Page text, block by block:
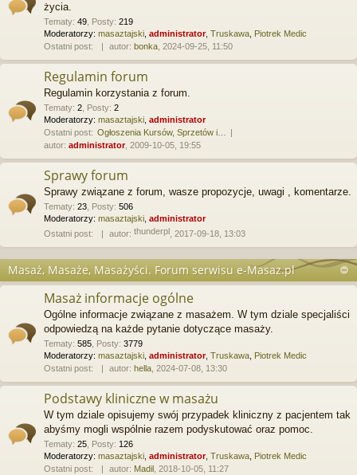
życia.
Tematy: 49 Posty: 219
Moderatorzy: masaztajski administrator, Truskawa Piotrek Medic
Ostatni post:
autor: bonka , 2024-09-25, 11:50
Regulamin forum
Regulamin korzystania z forum.
Tematy: 2 Posty: 2
Moderatorzy: masaztajski administrator
Ostatni post: Ogłoszenia Kursów, Sprzetów i…
autor: administrator, 2009-10-05, 19:55
Sprawy forum
Sprawy związane z forum, wasze propozycje, uwagi , komentarze.
Tematy: 23 Posty: 506
Moderatorzy: masaztajski administrator
Ostatni post:
autor: thunderpl , 2017-09-18, 13:03
Masaż, Masaże, Masażyści. Forum serwisu e-Masaz.pl
Masaż informacje ogólne
Ogólne informacje związane z masażem. W tym dziale specjaliści
odpowiedzą na każde pytanie dotyczące masaży.
Tematy: 585 Posty: 3779
Moderatorzy: masaztajski administrator, Truskawa Piotrek Medic
Ostatni post:
autor: hella , 2024-07-08, 13:30
Podstawy kliniczne w masażu
W tym dziale opisujemy swój przypadek kliniczny z pacjentem tak
abyśmy mogli wspólnie razem podyskutować oraz pomoc.
Tematy: 25 Posty: 126
Moderatorzy: masaztajski administrator, Truskawa Piotrek Medic
Ostatni post:
autor: Madil , 2018-10-05, 11:27